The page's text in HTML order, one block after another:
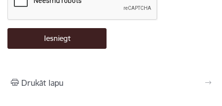
Drukāt lapu